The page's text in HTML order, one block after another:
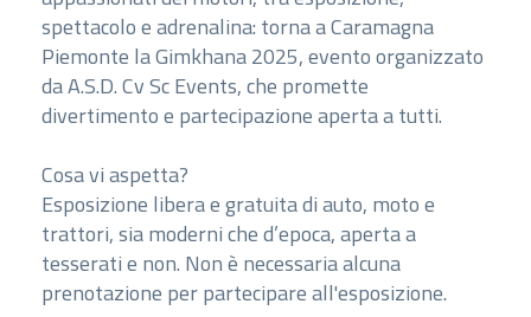
spettacolo e adrenalina: torna a Caramagna
Piemonte la Gimkhana 2025, evento organizzato
da A.S.D. Cv Sc Events, che promette
divertimento e partecipazione aperta a tutti.
Cosa vi aspetta?
Esposizione libera e gratuita di auto, moto e
trattori, sia moderni che d’epoca, aperta a
tesserati e non. Non è necessaria alcuna
prenotazione per partecipare all'esposizione.